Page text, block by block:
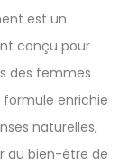
est un
conçu pour
des femmes
formule enrichie
naturelles,
au bien-être de